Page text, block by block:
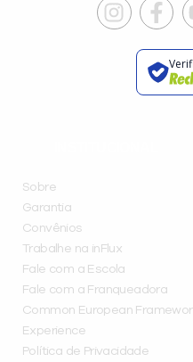
Sobre
Garantia
Convênios
Trabalhe na inFlux
Fale com a Escola
Fale com a Franqueadora
Common European
Experience
Política de Privacidade